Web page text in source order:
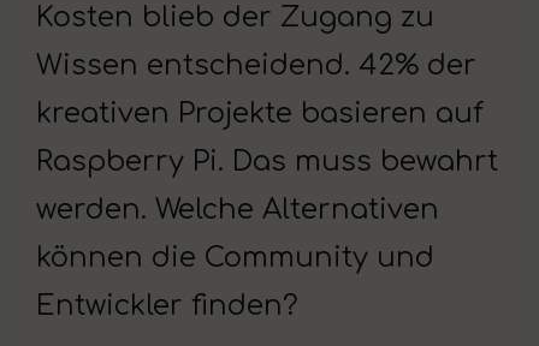
Kosten blieb der Zugang zu
Wissen entscheidend. 42% der
kreativen Projekte basieren auf
Raspberry Pi. Das muss bewahrt
werden. Welche Alternativen
können die Community und
Entwickler finden?